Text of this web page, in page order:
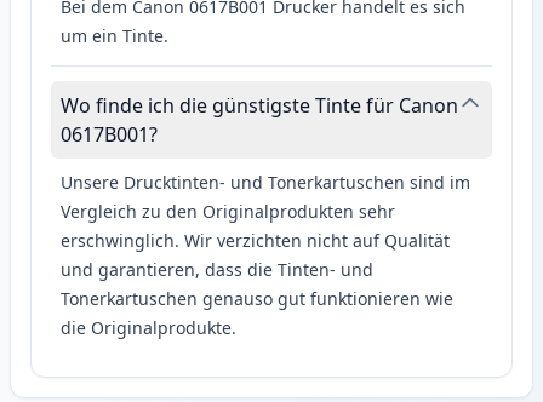
Bei dem Canon 0617B001 Drucker handelt es sich
um ein Tinte.
Wo finde ich die günstigste Tinte für Canon
0617B001?
Unsere Drucktinten- und Tonerkartuschen sind im
Vergleich zu den Originalprodukten sehr
erschwinglich. Wir verzichten nicht auf Qualität
und garantieren, dass die Tinten- und
Tonerkartuschen genauso gut funktionieren wie
die Originalprodukte.